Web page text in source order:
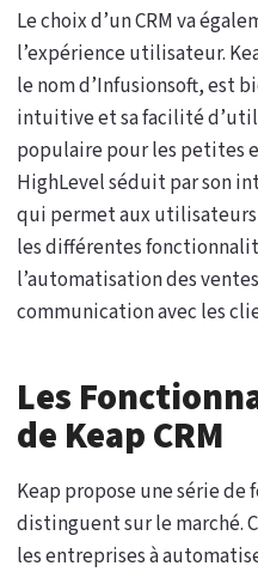
Le choix d’un CRM va
l’expérience utilisateur.
le nom d’Infusionsoft, est
intuitive et sa facilité
populaire pour les petites
HighLevel séduit par son
qui permet aux
les différentes
l’automatisation des
communication avec les
Les
de Keap CRM
Keap propose une série
distinguent sur le marché.
les entreprises à